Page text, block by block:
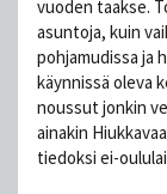
vuoden taakse.
asuntoja, kuin
pohjamudissa ja
käynnissä oleva
noussut jonkin
ainakin
tiedoksi ei-